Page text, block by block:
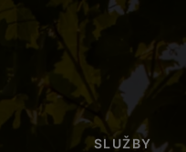
SLUŽBY